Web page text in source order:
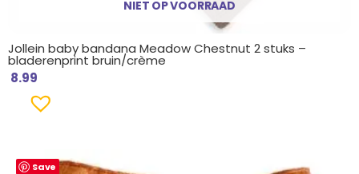
NIET OP VOORRAAD
Jollein baby bandana Meadow Chestnut 2 stuks –
bladerenprint bruin/crème
8.99
Save